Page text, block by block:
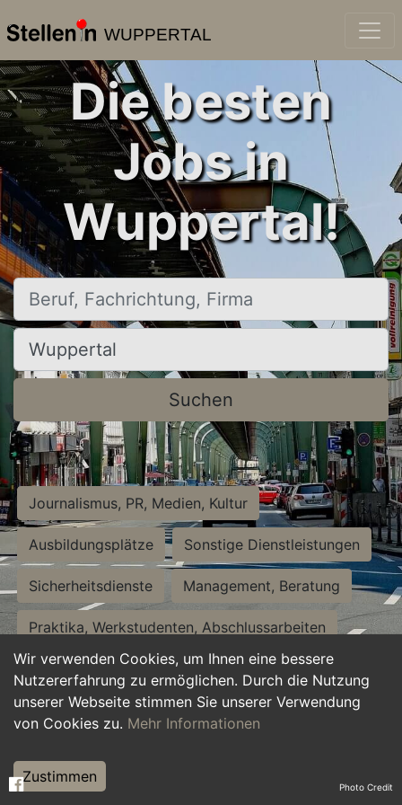
WUPPERTAL
Wir verwenden Cookies, um Ihnen eine bessere
Nutzererfahrung zu ermöglichen. Durch die Nutzung
unserer Webseite stimmen Sie unserer Verwendung
von Cookies zu. Mehr Informationen
Zustimmen
Die besten
Jobs in
Wuppertal!
Beruf, Fachrichtung, Firma
Ort, Stadt
Suchen
Journalismus, PR, Medien, Kultur
Ausbildungsplätze Sonstige Dienstleistungen
Sicherheitsdienste Management, Beratung
Praktika, Werkstudenten, Abschlussarbeiten
Personalwesen Assistenz, Sekretariat
Hilfskräfte, Aushilfs- und Nebenjobs
Weiterbildung, Studium, duale Ausbildung Photo Credit